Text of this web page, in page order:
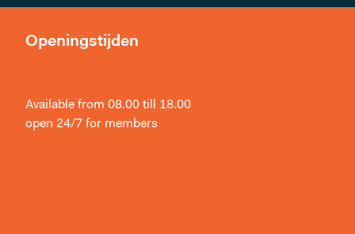
Openingstijden
Available from 08.00 till 18.00
open 24/7 for members